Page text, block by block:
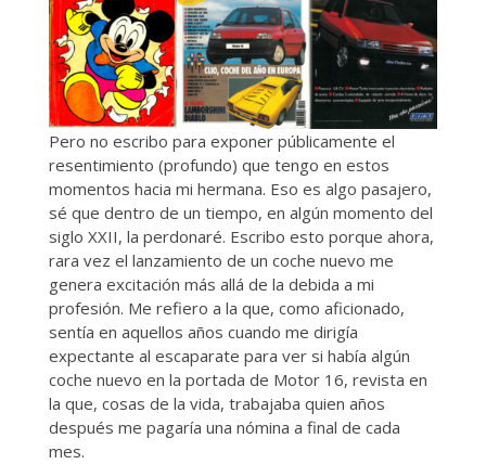
Pero no escribo para exponer públicamente el
resentimiento (profundo) que tengo en estos
momentos hacia mi hermana. Eso es algo pasajero,
sé que dentro de un tiempo, en algún momento del
siglo XXII, la perdonaré. Escribo esto porque ahora,
rara vez el lanzamiento de un coche nuevo me
genera excitación más allá de la debida a mi
profesión. Me refiero a la que, como aficionado,
sentía en aquellos años cuando me dirigía
expectante al escaparate para ver si había algún
coche nuevo en la portada de Motor 16, revista en
la que, cosas de la vida, trabajaba quien años
después me pagaría una nómina a final de cada
mes.